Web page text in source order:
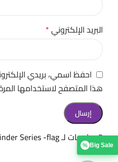
3 مراجعات لـ
Series -flag
البريد الإلكتروني*
احفظ اسمي، بريدي
هذا المتصفح لاستخدامها
% Big Sale